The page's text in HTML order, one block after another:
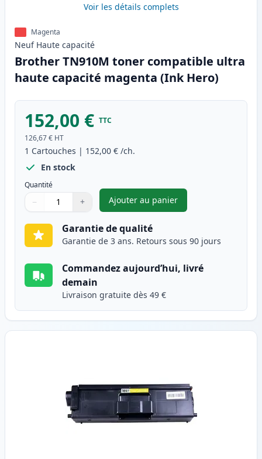
Voir les détails complets
Magenta
Neuf Haute capacité
Brother TN910M toner compatible ultra
haute capacité magenta (Ink Hero)
152,00 € TTC
126,67 € HT
1 Cartouches | 152,00 € /ch.
En stock
Quantité
Quantité
Utilisez les boutons pour ajuster
− +
Quantité
Ajouter au panier
,Brother TN910M toner
Garantie de qualité
Garantie de 3 ans. Retours sous 90 jours
Commandez aujourd’hui, livré
demain
Livraison gratuite dès 49 €